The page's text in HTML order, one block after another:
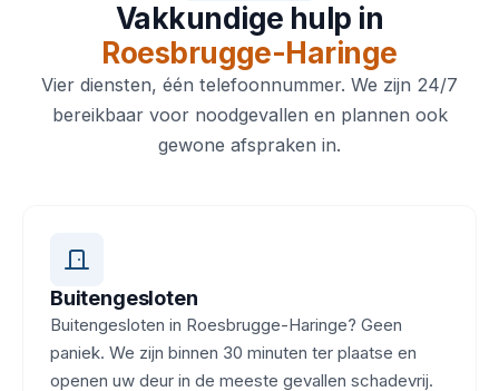
Vakkundige hulp in
Roesbrugge-Haringe
Vier diensten, één telefoonnummer. We zijn 24/7
bereikbaar voor noodgevallen en plannen ook
gewone afspraken in.
Buitengesloten
Buitengesloten in Roesbrugge-Haringe? Geen
paniek. We zijn binnen 30 minuten ter plaatse en
openen uw deur in de meeste gevallen schadevrij.